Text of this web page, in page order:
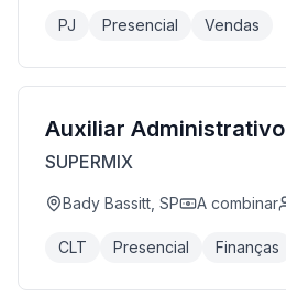
PJ Presencial Vendas
Auxiliar Administrativo
SUPERMIX
Bady Bassitt, SP A combinar
CLT Presencial Finanças